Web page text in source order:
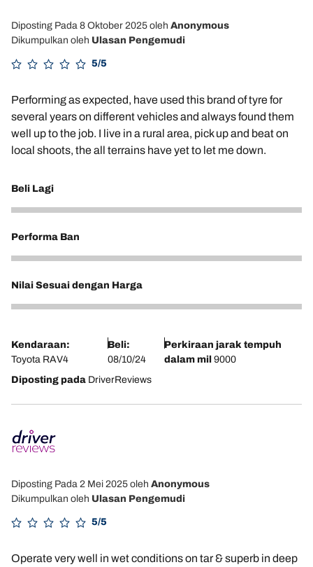
Diposting Pada 8 Oktober 2025 oleh Anonymous
Dikumpulkan oleh Ulasan Pengemudi
5/5
Performing as expected, have used this brand of tyre for
several years on different vehicles and always found them
well up to the job. I live in a rural area, pick up and beat on
local shoots, the all terrains have yet to let me down.
Beli Lagi
5
Performa Ban
5
Nilai Sesuai dengan Harga
4
Kendaraan:
Toyota RAV4
Beli:
08/10/24
Perkiraan jarak tempuh
dalam mil 9000
Diposting pada DriverReviews
Diposting Pada 2 Mei 2025 oleh Anonymous
Dikumpulkan oleh Ulasan Pengemudi
5/5
Operate very well in wet conditions on tar & superb in deep